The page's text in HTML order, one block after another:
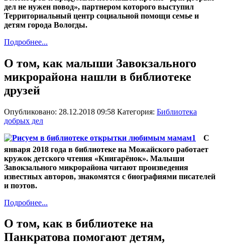
дел не нужен повод», партнером которого выступил
Территориальный центр социальной помощи семье и
детям города Вологды.
Подробнее...
О том, как малыши Завокзального
микрорайона нашли в библиотеке
друзей
Опубликовано: 28.12.2018 09:58 Категория: Библиотека
добрых дел
С
января 2018 года в библиотеке на Можайского работает
кружок детского чтения «Книгарёнок». Малыши
Завокзального микрорайона читают произведения
известных авторов, знакомятся с биографиями писателей
и поэтов.
Подробнее...
О том, как в библиотеке на
Панкратова помогают детям,